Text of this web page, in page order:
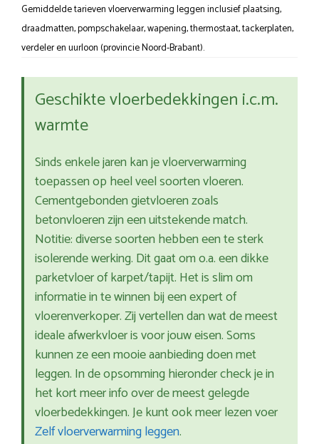
Gemiddelde tarieven vloerverwarming leggen inclusief plaatsing,
draadmatten, pompschakelaar, wapening, thermostaat, tackerplaten,
verdeler en uurloon (provincie Noord-Brabant).
Geschikte vloerbedekkingen i.c.m.
warmte
Sinds enkele jaren kan je vloerverwarming
toepassen op heel veel soorten vloeren.
Cementgebonden gietvloeren zoals
betonvloeren zijn een uitstekende match.
Notitie: diverse soorten hebben een te sterk
isolerende werking. Dit gaat om o.a. een dikke
parketvloer of karpet/tapijt. Het is slim om
informatie in te winnen bij een expert of
vloerenverkoper. Zij vertellen dan wat de meest
ideale afwerkvloer is voor jouw eisen. Soms
kunnen ze een mooie aanbieding doen met
leggen. In de opsomming hieronder check je in
het kort meer info over de meest gelegde
vloerbedekkingen. Je kunt ook meer lezen voer
Zelf vloerverwarming leggen.